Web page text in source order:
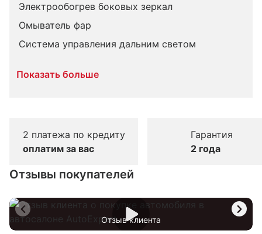
Электрообогрев боковых зеркал
Омыватель фар
Система управления дальним светом
Показать больше
2 платежа по кредиту
оплатим за вас
Гарантия
2 года
Отзывы покупателей
Отзыв клиента